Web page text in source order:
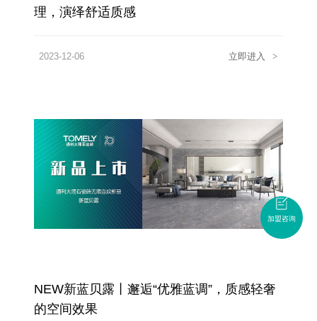
理，演绎舒适质感
2023-12-06 立即进入 >
NEW新蓝贝露丨邂逅“优雅蓝调”，质感轻奢
的空间效果
加盟咨询